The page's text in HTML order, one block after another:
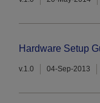
Hardware Setup
v.1.0 04-Sep-2013